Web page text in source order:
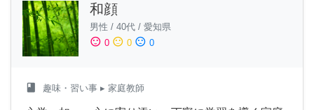
和顔
男性 / 40代 / 愛知県
sentiment_satisfied 0 sentiment_neutral 0 sentiment_dissatisfied 0
class 趣味・習い事 ▸ 家庭教師